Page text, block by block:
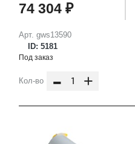
Арт. gws13590
ID: 5181
74 304 ₽
Под заказ
Кол-во - +